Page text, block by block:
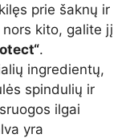
prie šaknų ir
kito, galite jį
.
ingredientų,
spindulių ir
ilgai
yra